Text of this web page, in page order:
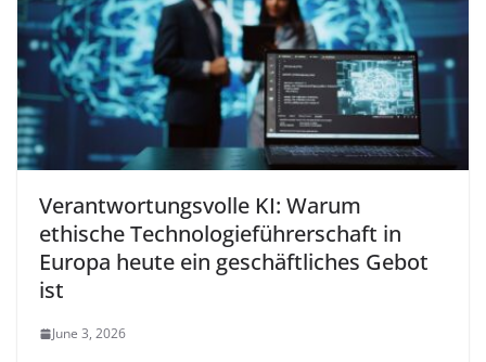
Verantwortungsvolle KI: Warum
ethische Technologieführerschaft in
Europa heute ein geschäftliches Gebot
ist
June 3, 2026